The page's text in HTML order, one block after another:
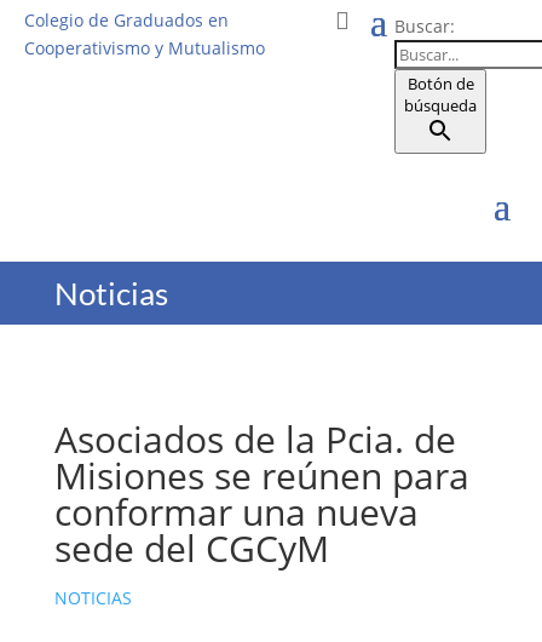
Colegio de Graduados en
Cooperativismo y Mutualismo
Buscar:
Botón de
búsqueda
Noticias
Asociados de la Pcia. de
Misiones se reúnen para
conformar una nueva
sede del CGCyM
NOTICIAS